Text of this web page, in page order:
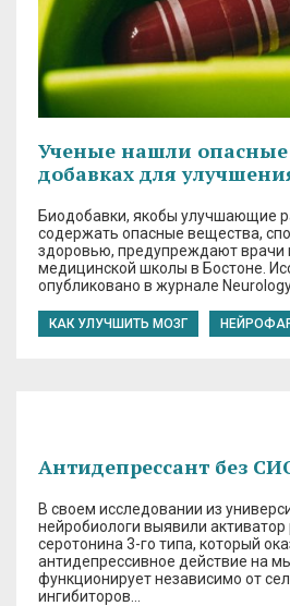
Ученые нашли опасные
добавках для
Биодобавки, якобы улучшающие
содержать опасные вещества,
здоровью, предупреждают врачи
медицинской школы в Бостоне.
опубликовано в журнале
КАК УЛУЧШИТЬ МОЗГ
Антидепрессант без
В своем исследовании из
нейробиологи выявили активатор
серотонина 3-го типа, который
антидепрессивное действие на
функционирует независимо от
ингибиторов…